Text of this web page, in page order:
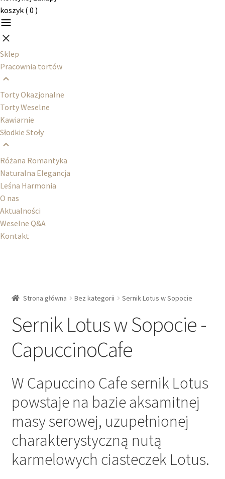
koszyk ( 0 )
Sklep
Pracownia tortów
Torty Okazjonalne
Torty Weselne
Kawiarnie
Słodkie Stoły
Różana Romantyka
Naturalna Elegancja
Leśna Harmonia
O nas
Aktualności
Weselne Q&A
Kontakt
Strona główna Bez kategorii Sernik Lotus w Sopocie
Sernik Lotus w Sopocie -
CapuccinoCafe
W Capuccino Cafe sernik Lotus
powstaje na bazie aksamitnej
masy serowej, uzupełnionej
charakterystyczną nutą
karmelowych ciasteczek Lotus.